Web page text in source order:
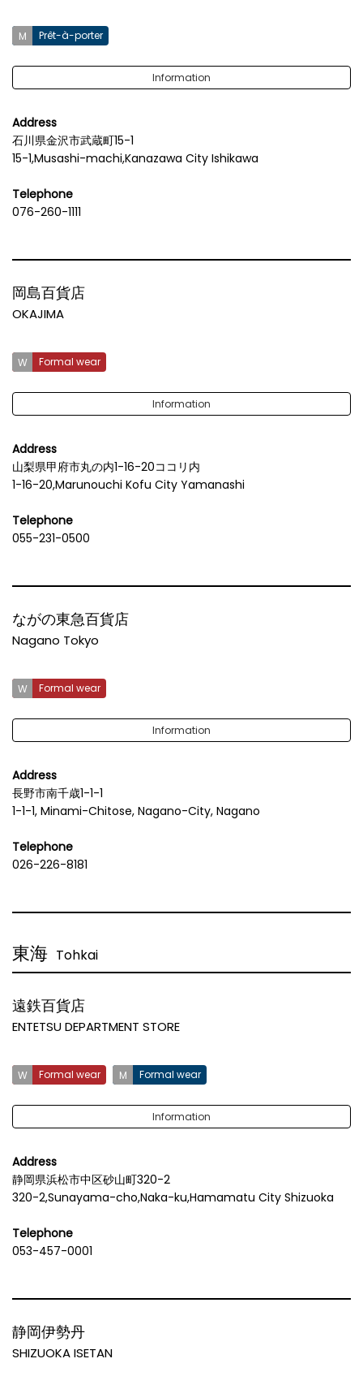
Prêt-à-porter
Information
Address
石川県金沢市武蔵町15-1
15-1,Musashi-machi,Kanazawa City Ishikawa
Telephone
076-260-1111
岡島百貨店
OKAJIMA
Formal wear
Information
Address
山梨県甲府市丸の内1-16-20ココリ内
1-16-20,Marunouchi Kofu City Yamanashi
Telephone
055-231-0500
ながの東急百貨店
Nagano Tokyo
Formal wear
Information
Address
長野市南千歳1-1-1
1-1-1, Minami-Chitose, Nagano-City, Nagano
Telephone
026-226-8181
東海 Tohkai
遠鉄百貨店
ENTETSU DEPARTMENT STORE
Formal wear Formal wear
Information
Address
静岡県浜松市中区砂山町320-2
320-2,Sunayama-cho,Naka-ku,Hamamatu City Shizuoka
Telephone
053-457-0001
静岡伊勢丹
SHIZUOKA ISETAN